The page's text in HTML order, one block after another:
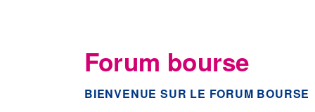
Forum bourse
BIENVENUE SUR LE FORUM BOURSE